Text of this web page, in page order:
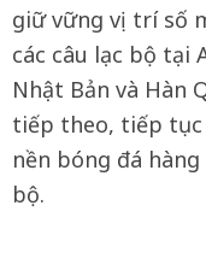
giữ vững vị trí số
các câu lạc bộ tại
Nhật Bản và Hàn
tiếp theo, tiếp tục
nền bóng đá
bộ.